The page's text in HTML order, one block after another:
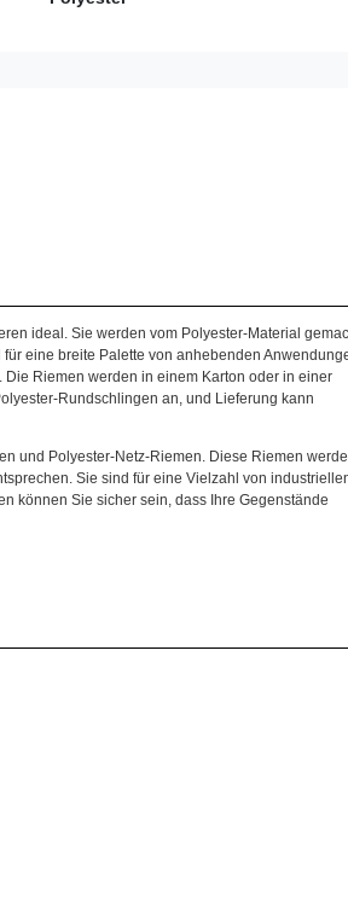
ideal. Sie werden vom Polyester-Material
eine breite Palette von anhebenden
Riemen werden in einem Karton oder in einer
Rundschlingen an, und Lieferung kann
und Polyester-Netz-Riemen. Diese Riemen
Sie sind für eine Vielzahl von
können Sie sicher sein, dass Ihre Gegenstände